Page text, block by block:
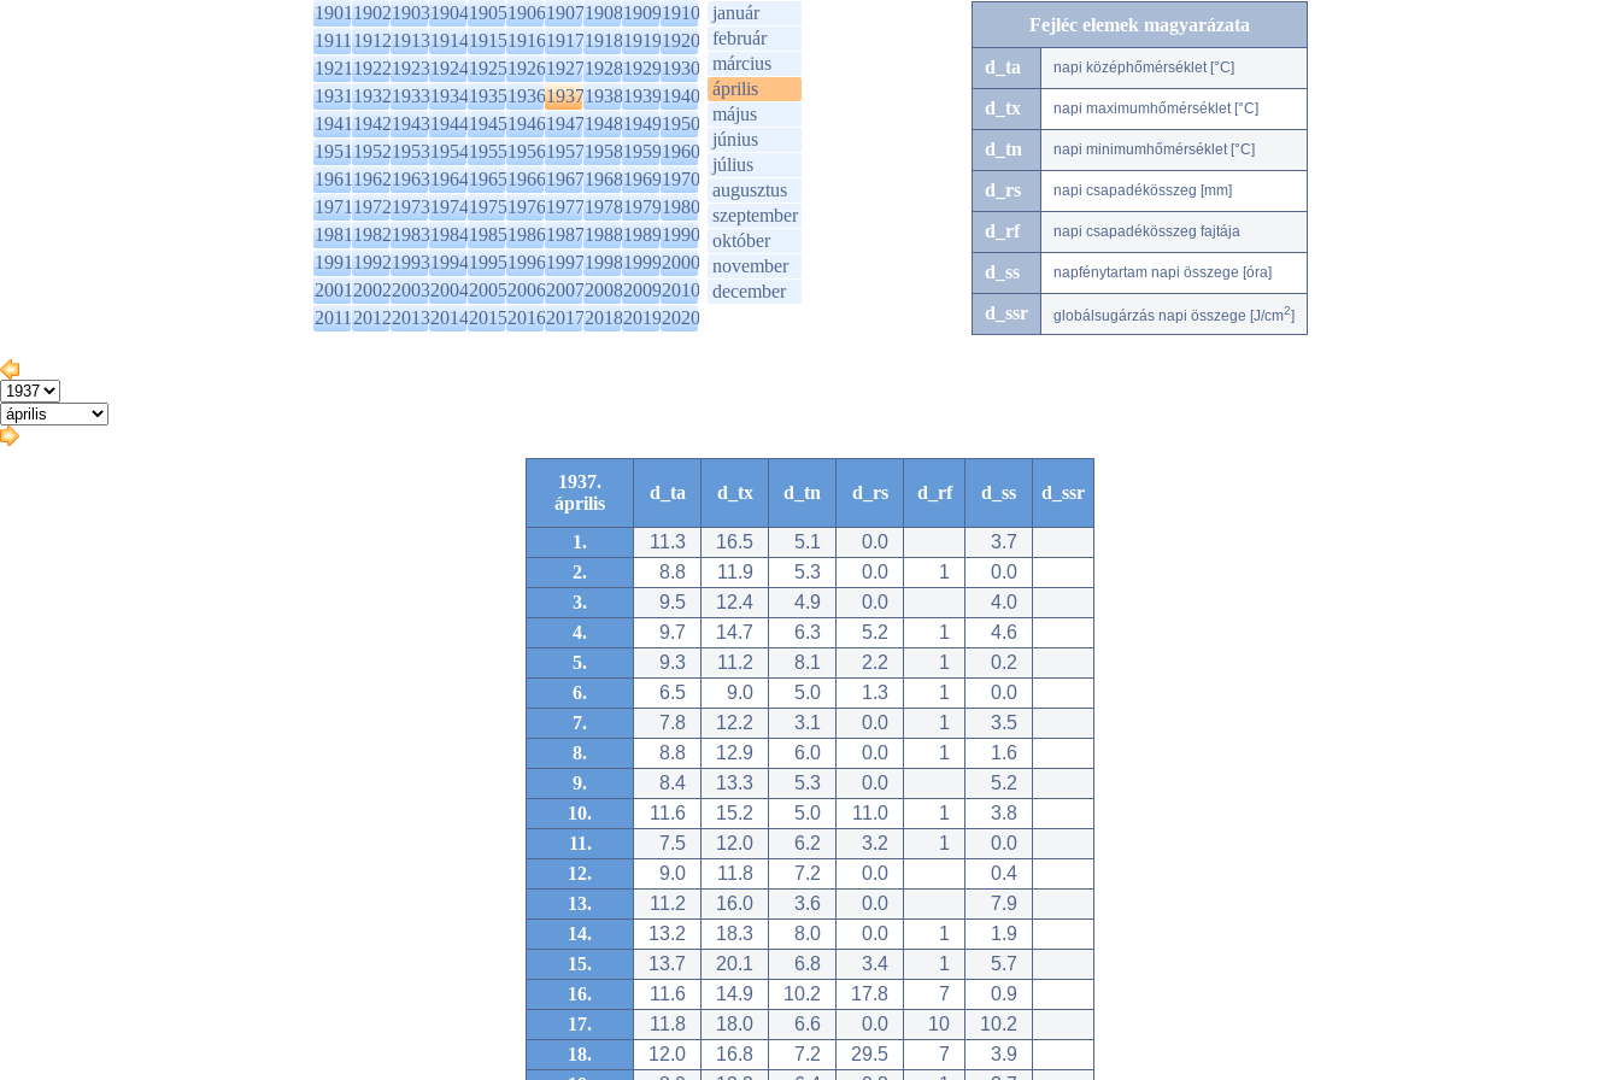
1901190219031904190519061907190819091910
1911191219131914191519161917191819191920
1921192219231924192519261927192819291930
1931193219331934193519361937193819391940
1941194219431944194519461947194819491950
1951195219531954195519561957195819591960
1961196219631964196519661967196819691970
1971197219731974197519761977197819791980
1981198219831984198519861987198819891990
1991199219931994199519961997199819992000
2001200220032004200520062007200820092010
2011201220132014201520162017201820192020
január
február
március
április
május
június
július
augusztus
szeptember
október
november
december
Fejléc elemek magyarázata
d_ta napi középhőmérséklet [°C]
d_tx napi maximumhőmérséklet [°C]
d_tn napi minimumhőmérséklet [°C]
d_rs napi csapadékösszeg [mm]
d_rf napi csapadékösszeg fajtája
d_ss napfénytartam napi összege [óra]
d_ssr globálsugárzás napi összege [J/cm2]
1937.
április
d_ta d_tx d_tn d_rs d_rf d_ss d_ssr
1. 11.3 16.5 5.1 0.0
3.7
2.
8.8 11.9 5.3 0.0 1
0.0
3.
9.5 12.4 4.9 0.0
4.0
4.
9.7 14.7 6.3 5.2 1
4.6
5.
9.3 11.2 8.1 2.2 1
0.2
6.
6.5 9.0 5.0 1.3 1
0.0
7.
7.8 12.2 3.1 0.0 1
3.5
8.
8.8 12.9 6.0 0.0 1
1.6
9.
8.4 13.3 5.3 0.0
5.2
10.
11.6 15.2 5.0 11.0 1
3.8
11.
7.5 12.0 6.2 3.2 1
0.0
12.
9.0 11.8 7.2 0.0
0.4
13.
11.2 16.0 3.6 0.0
7.9
14.
13.2 18.3 8.0 0.0 1
1.9
15.
13.7 20.1 6.8 3.4 1
5.7
16.
11.6 14.9 10.2 17.8 7
0.9
17.
11.8 18.0 6.6 0.0 10
10.2
18.
12.0 16.8 7.2 29.5 7
3.9